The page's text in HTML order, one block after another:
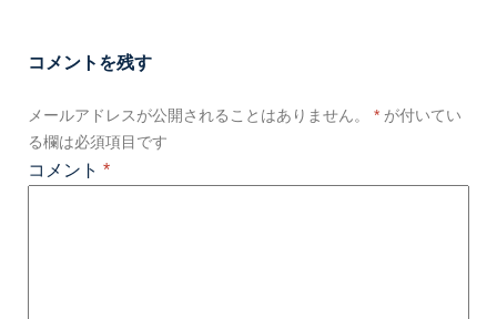
コメントを残す
メールアドレスが公開されることはありません。 * が付いてい
る欄は必須項目です
コメント *